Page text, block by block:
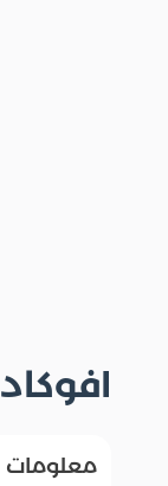
معلومات